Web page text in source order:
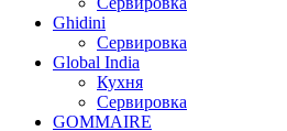
Ghidini
Сервировка
Global India
Кухня
Сервировка
GOMMAIRE